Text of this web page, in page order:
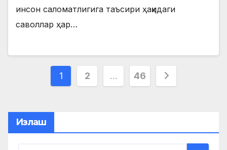
инсон саломатлигига таъсири ҳақидаги
саволлар ҳар…
Posts
1 2 … 46
Излаш